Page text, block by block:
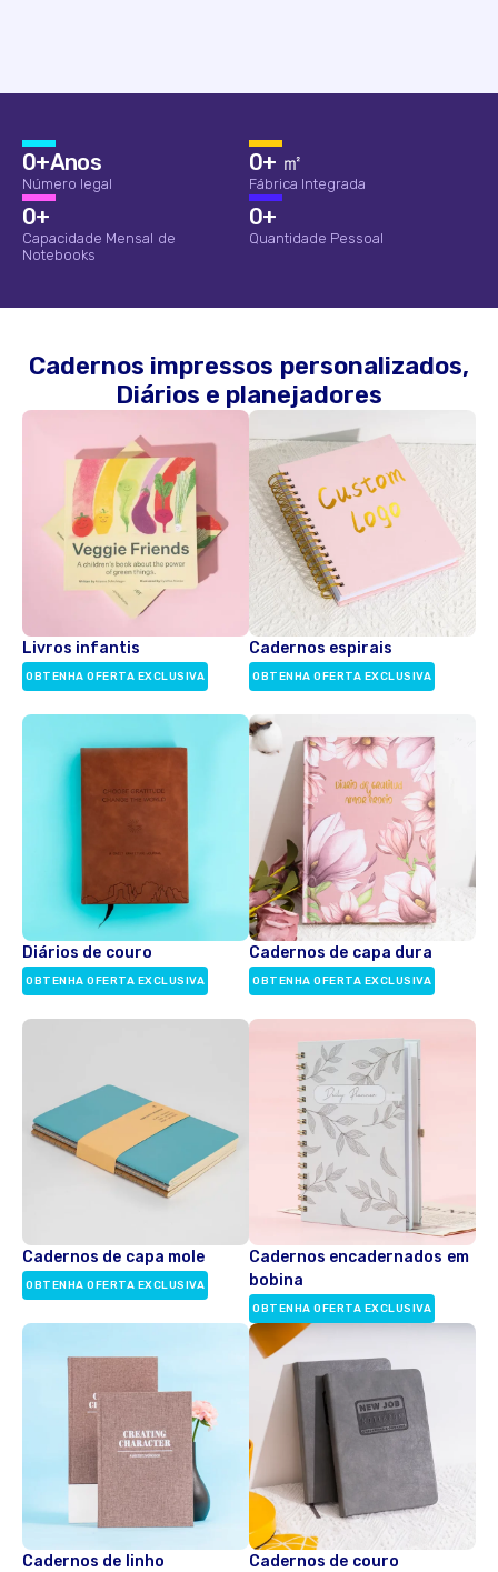
Número legal
0+Anos
Fábrica Integrada
0+ ㎡
Capacidade Mensal de
Notebooks
0+
Quantidade Pessoal
0+
Cadernos impressos personalizados,
Diários e planejadores
Livros infantis
OBTENHA OFERTA EXCLUSIVA
Cadernos espirais
OBTENHA OFERTA EXCLUSIVA
Diários de couro
OBTENHA OFERTA EXCLUSIVA
Cadernos de capa dura
OBTENHA OFERTA EXCLUSIVA
Cadernos de capa mole
OBTENHA OFERTA EXCLUSIVA
Cadernos encadernados em
bobina
OBTENHA OFERTA EXCLUSIVA
Cadernos de linho Cadernos de couro